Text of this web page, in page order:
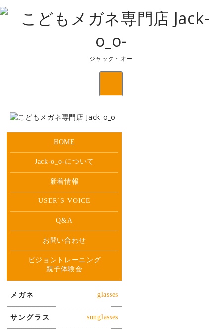
ジャック・オー
HOME
Jack-o_o-について
新着情報
USER`S VOICE
Q&A
お問い合わせ
ビジョントレーニング
親子体験会
メガネ glasses
サングラス sunglasses